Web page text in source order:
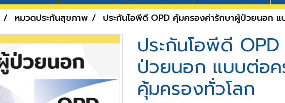
หมวดประกันสุขภาพ ประกันโอพีดี OPD คุ้มครองค่ารักษาผู้ป่วยนอก
ประกันโอพีดี
ป่วยนอก แบบต่อ
คุ้มครองทั่วโลก